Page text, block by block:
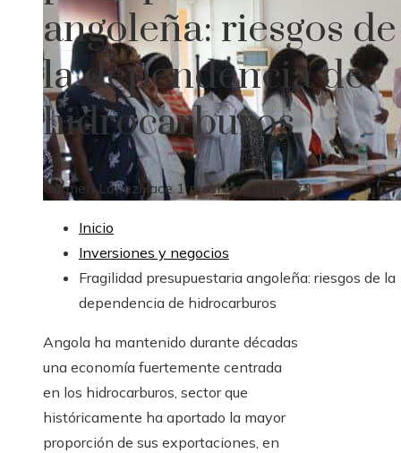
angoleña: riesgos de
la dependencia de
hidrocarburos
Carmen LópezHace 1 mesHace 1 mes 23
Inicio
Inversiones y negocios
Fragilidad presupuestaria angoleña: riesgos de la
dependencia de hidrocarburos
Angola ha mantenido durante décadas
una economía fuertemente centrada
en los hidrocarburos, sector que
históricamente ha aportado la mayor
proporción de sus exportaciones, en